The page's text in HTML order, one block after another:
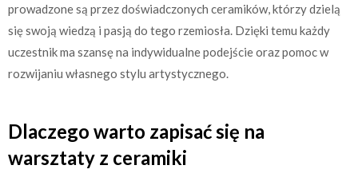
prowadzone są przez doświadczonych ceramików, którzy dzielą
się swoją wiedzą i pasją do tego rzemiosła. Dzięki temu każdy
uczestnik ma szansę na indywidualne podejście oraz pomoc w
rozwijaniu własnego stylu artystycznego.
Dlaczego warto zapisać się na
warsztaty z ceramiki